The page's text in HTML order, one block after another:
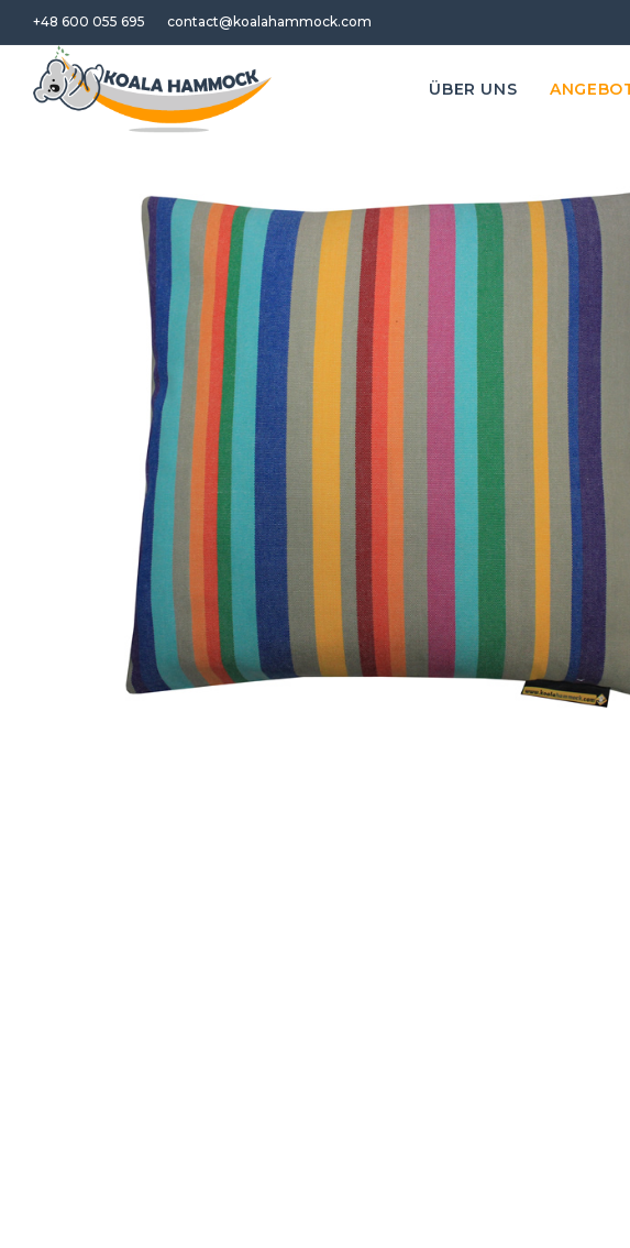
+48 600 055 695 contact@koalahammock.com
ÜBER UNS